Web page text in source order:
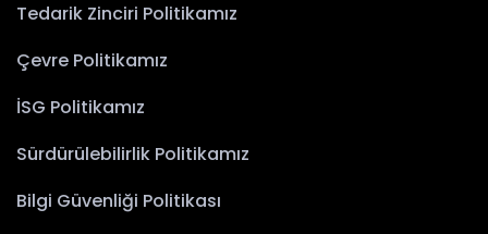
Tedarik Zinciri Politikamız
Çevre Politikamız
İSG Politikamız
Sürdürülebilirlik Politikamız
Bilgi Güvenliği Politikası